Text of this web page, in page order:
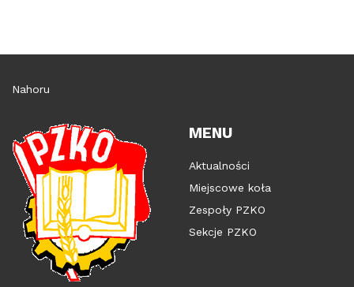
Nahoru
MENU
Aktualności
Miejscowe koła
Zespoły PZKO
Sekcje PZKO